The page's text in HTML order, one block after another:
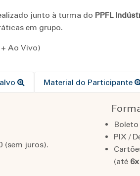
junto à turma do PPFL
em grupo.
Ao Vivo)
Material do Participante
(sem juros).
PIX /
(até 6x